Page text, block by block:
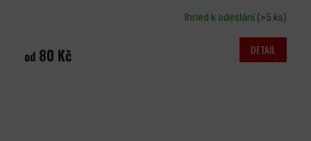
Ihned k odeslání (>5 ks)
od 80 Kč DETAIL